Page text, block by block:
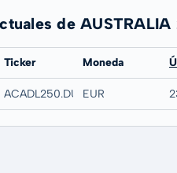
de AUSTRALIA
Ticker Moneda
ACADL250.DUSBEUR